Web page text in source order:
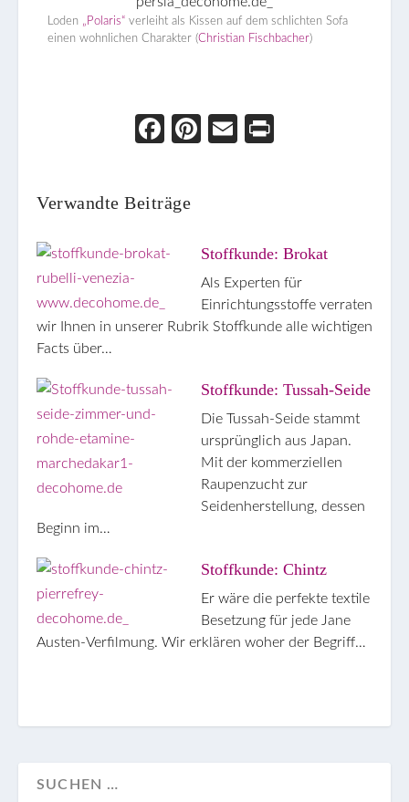
Loden „Polaris“ verleiht als Kissen auf dem schlichten Sofa
einen wohnlichen Charakter (Christian Fischbacher)
Face
Pint
Ema
Verwandte Beiträge
Stoffkunde: Brokat
Als Experten für
Einrichtungsstoffe verraten
wir Ihnen in unserer Rubrik Stoffkunde alle wichtigen
Facts über…
Stoffkunde: Tussah-Seide
Die Tussah-Seide stammt
ursprünglich aus Japan.
Mit der kommerziellen
Raupenzucht zur
Seidenherstellung, dessen
Beginn im…
Stoffkunde: Chintz
Er wäre die perfekte textile
Besetzung für jede Jane
Austen-Verfilmung. Wir erklären woher der Begriff…